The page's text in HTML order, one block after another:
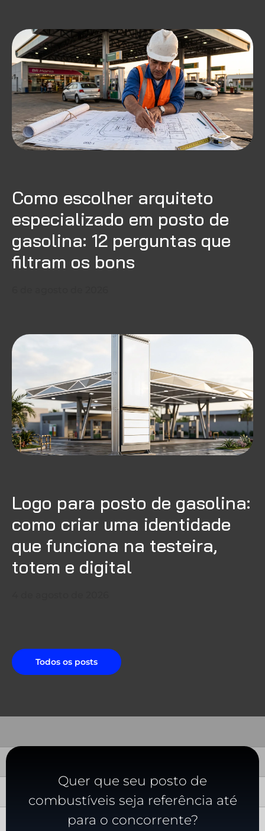
Como escolher arquiteto
especializado em posto de
gasolina: 12 perguntas que
filtram os bons
Logo para posto de gasolina:
como criar uma identidade
que funciona na testeira,
totem e digital
Todos os posts
Quer que seu posto de
combustíveis seja referência até
para o concorrente?